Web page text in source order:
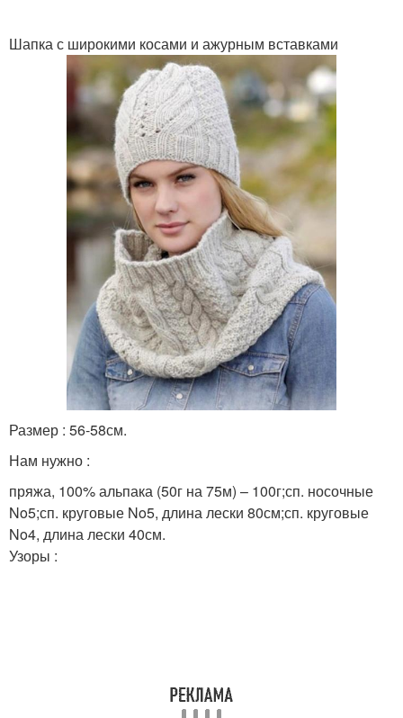
Шапка с широкими косами и ажурным вставками
Размер : 56-58см.
Нам нужно :
пряжа, 100% альпака (50г на 75м) – 100г;сп. носочные
No5;сп. круговые No5, длина лески 80см;сп. круговые
No4, длина лески 40см.
Узоры :